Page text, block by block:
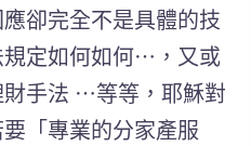
卻完全不是具體的技
規定如何如何⋯，又或
手法 ⋯等等， 耶穌對
要「專業的分家產服